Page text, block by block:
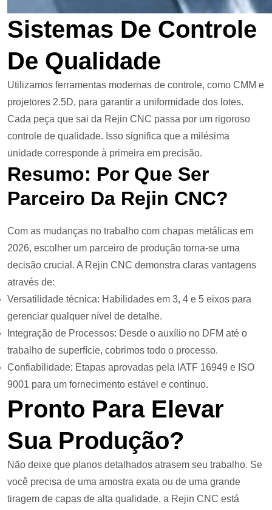
Sistemas De Controle
De Qualidade
Utilizamos ferramentas modernas de controle, como CMM e
projetores 2.5D, para garantir a uniformidade dos lotes.
Cada peça que sai da Rejin CNC passa por um rigoroso
controle de qualidade. Isso significa que a milésima
unidade corresponde à primeira em precisão.
Resumo: Por Que Ser
Parceiro Da Rejin CNC?
Com as mudanças no trabalho com chapas metálicas em
2026, escolher um parceiro de produção torna-se uma
decisão crucial. A Rejin CNC demonstra claras vantagens
através de:
Versatilidade técnica: Habilidades em 3, 4 e 5 eixos para
gerenciar qualquer nível de detalhe.
Integração de Processos: Desde o auxílio no DFM até o
trabalho de superfície, cobrimos todo o processo.
Confiabilidade: Etapas aprovadas pela IATF 16949 e ISO
9001 para um fornecimento estável e contínuo.
Pronto Para Elevar
Sua Produção?
Não deixe que planos detalhados atrasem seu trabalho. Se
você precisa de uma amostra exata ou de uma grande
tiragem de capas de alta qualidade, a Rejin CNC está